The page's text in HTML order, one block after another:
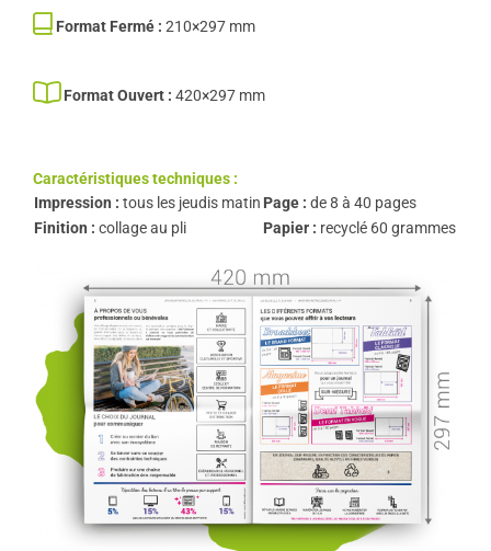
Format Fermé : 210×297 mm
Format Ouvert : 420×297 mm
Caractéristiques techniques :
Impression : tous les jeudis matin Page : de 8 à 40 pages
Finition : collage au pli Papier : recyclé 60 grammes